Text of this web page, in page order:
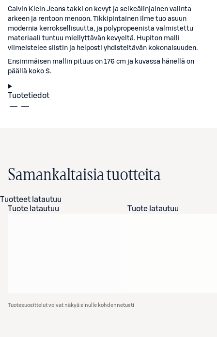
Calvin Klein Jeans takki on kevyt ja selkeälinjainen valinta
arkeen ja rentoon menoon. Tikkipintainen ilme tuo asuun
modernia kerroksellisuutta, ja polypropeenista valmistettu
materiaali tuntuu miellyttävän kevyeltä. Hupiton malli
viimeistelee siistin ja helposti yhdisteltävän kokonaisuuden.
Ensimmäisen mallin pituus on 176 cm ja kuvassa hänellä on
päällä koko S.
Tuotetiedot
Samankaltaisia tuotteita
Tuotteet latautuu
Tuote latautuu
Tuote latautuu
Tuotesuosittelut voivat näkyä sinulle kohdennetusti